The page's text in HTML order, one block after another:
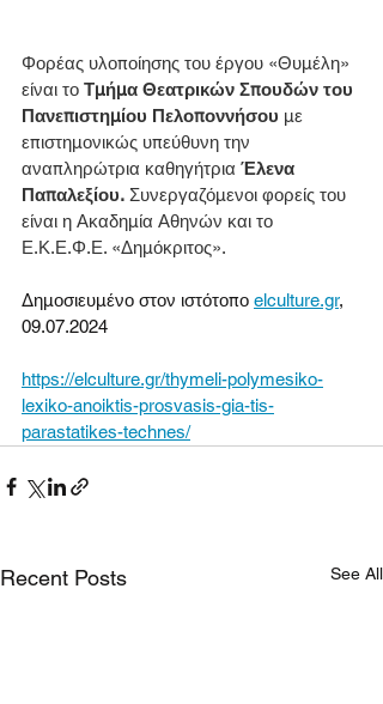
Φορέας υλοποίησης του έργου «Θυμέλη»
είναι το Τμήμα Θεατρικών Σπουδών του
Πανεπιστημίου Πελοποννήσου με
επιστημονικώς υπεύθυνη την
αναπληρώτρια καθηγήτρια Έλενα
Παπαλεξίου. Συνεργαζόμενοι φορείς του
είναι η Ακαδημία Αθηνών και το
Ε.Κ.Ε.Φ.Ε. «Δημόκριτος».
Δημοσιευμένο στον ιστότοπο elculture.gr,
09.07.2024
https://elculture.gr/thymeli-polymesiko-
lexiko-anoiktis-prosvasis-gia-tis-
parastatikes-technes/
Recent Posts See All